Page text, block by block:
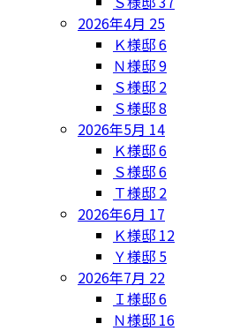
2026年4月 25
Ｋ様邸6
Ｎ様邸9
Ｓ様邸 2
Ｓ様邸8
2026年5月 14
Ｋ様邸6
Ｓ様邸6
Ｔ様邸 2
2026年6月 17
Ｋ様邸 12
Ｙ様邸 5
2026年7月 22
Ｉ様邸6
Ｎ様邸 16